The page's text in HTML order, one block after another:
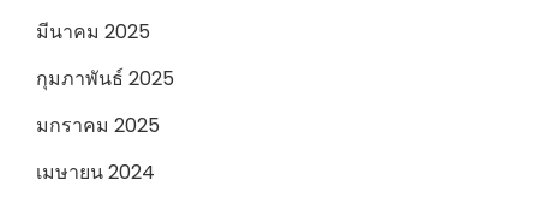
มีนาคม 2025
กุมภาพันธ์ 2025
มกราคม 2025
เมษายน 2024